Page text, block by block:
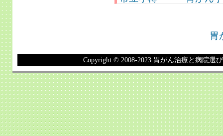
胃
Copyright © 2008-2023 胃がん治療と病院選